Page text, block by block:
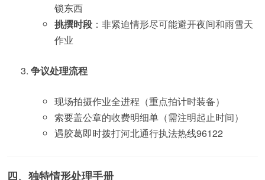
锁东西
挑撰时段 ：非紧迫情形尽可能避开夜间和雨雪天
作业
争议处理流程
现场拍摄作业全进程（重点拍计时装备）
索要盖公章的收费明细单（需注明起止时间）
遇胶葛即时拨打河北通行执法热线96122
四、独特情形处理手册